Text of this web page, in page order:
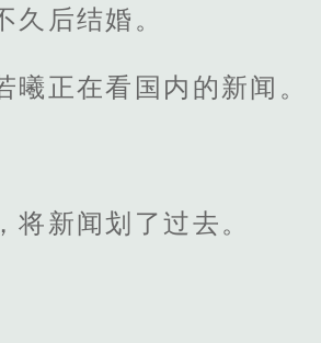
久后结婚。
曦正在看国内的新闻。
将新闻划了过去。